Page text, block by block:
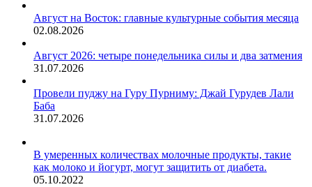
Август на Восток: главные культурные события месяца
02.08.2026
Август 2026: четыре понедельника силы и два затмения
31.07.2026
Провели пуджу на Гуру Пурниму: Джай Гурудев Лали
Баба
31.07.2026
В умеренных количествах молочные продукты, такие
как молоко и йогурт, могут защитить от диабета.
05.10.2022